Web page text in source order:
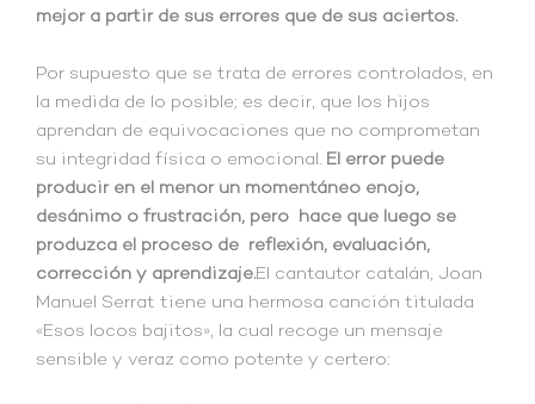
mejor a partir de sus errores que de sus aciertos.
Por supuesto que se trata de errores controlados, en
la medida de lo posible; es decir, que los hijos
aprendan de equivocaciones que no comprometan
su integridad física o emocional. El error puede
producir en el menor un momentáneo enojo,
desánimo o frustración, pero hace que luego se
produzca el proceso de reflexión, evaluación,
corrección y aprendizaje.El cantautor catalán, Joan
Manuel Serrat tiene una hermosa canción titulada
«Esos locos bajitos», la cual recoge un mensaje
sensible y veraz como potente y certero: